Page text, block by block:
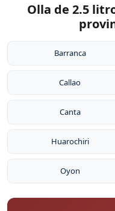
Olla de 2.5
Barranca
Callao
Canta
Huarochiri
Oyon